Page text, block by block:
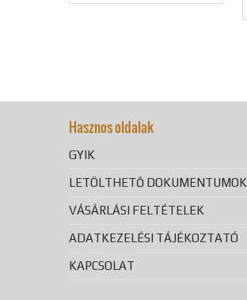
Hasznos oldalak
GYIK
LETÖLTHETŐ DOKUMENTUMOK
VÁSÁRLÁSI FELTÉTELEK
ADATKEZELÉSI TÁJÉKOZTATÓ
KAPCSOLAT